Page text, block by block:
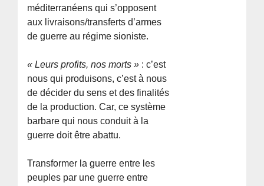
méditerranéens qui s’opposent
aux livraisons/transferts d’armes
de guerre au régime sioniste.
« Leurs profits, nos morts » : c’est
nous qui produisons, c’est à nous
de décider du sens et des finalités
de la production. Car, ce système
barbare qui nous conduit à la
guerre doit être abattu.
Transformer la guerre entre les
peuples par une guerre entre